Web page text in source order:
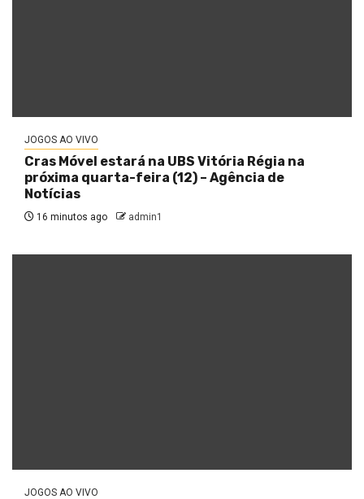
JOGOS AO VIVO
Cras Móvel estará na UBS Vitória Régia na
próxima quarta-feira (12) – Agência de
Notícias
16 minutos ago admin1
JOGOS AO VIVO